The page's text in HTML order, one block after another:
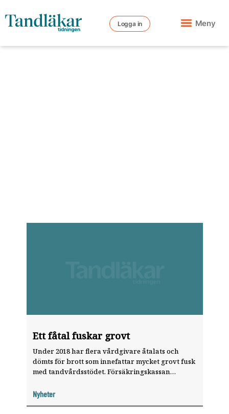
Logga in Meny
Ett fåtal fuskar grovt
Under 2018 har flera vårdgivare åtalats och
dömts för brott som innefattar mycket grovt fusk
med tandvårdsstödet. Försäkringskassan
för att tidigt identifiera den lilla grupp
Nyheter